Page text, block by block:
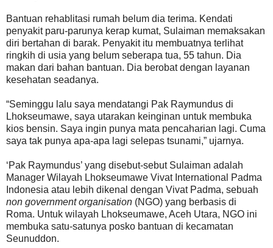
Bantuan rehablitasi rumah belum dia terima. Kendati
penyakit paru-parunya kerap kumat, Sulaiman memaksakan
diri bertahan di barak. Penyakit itu membuatnya terlihat
ringkih di usia yang belum seberapa tua, 55 tahun. Dia
makan dari bahan bantuan. Dia berobat dengan layanan
kesehatan seadanya.
“Seminggu lalu saya mendatangi Pak Raymundus di
Lhokseumawe, saya utarakan keinginan untuk membuka
kios bensin. Saya ingin punya mata pencaharian lagi. Cuma
saya tak punya apa-apa lagi selepas tsunami,” ujarnya.
‘Pak Raymundus’ yang disebut-sebut Sulaiman adalah
Manager Wilayah Lhokseumawe Vivat International Padma
Indonesia atau lebih dikenal dengan Vivat Padma, sebuah
non government organisation (NGO) yang berbasis di
Roma. Untuk wilayah Lhokseumawe, Aceh Utara, NGO ini
membuka satu-satunya posko bantuan di kecamatan
Seunuddon.